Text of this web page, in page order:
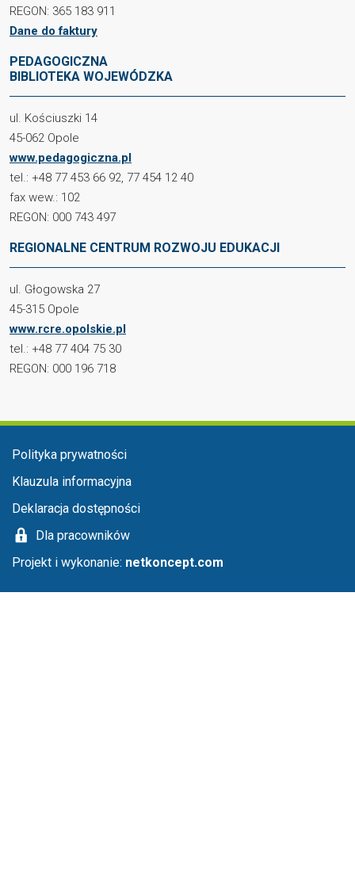
REGON: 365 183 911
Dane do faktury
PEDAGOGICZNA
BIBLIOTEKA WOJEWÓDZKA
ul. Kościuszki 14
45-062 Opole
www.pedagogiczna.pl
tel.: +48 77 453 66 92, 77 454 12 40
fax wew.: 102
REGON: 000 743 497
REGIONALNE CENTRUM ROZWOJU EDUKACJI
ul. Głogowska 27
45-315 Opole
www.rcre.opolskie.pl
tel.: +48 77 404 75 30
REGON: 000 196 718
Menu stopka
Polityka prywatności
Klauzula informacyjna
Deklaracja dostępności
Dla pracowników
Projekt i wykonanie: netkoncept.com